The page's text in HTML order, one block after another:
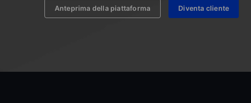
Anteprima della piattaforma Diventa cliente